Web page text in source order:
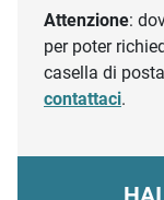
Attenzione:
per poter
casella di
contattaci.